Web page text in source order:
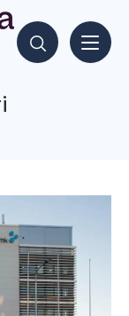
Hae sisältöjä